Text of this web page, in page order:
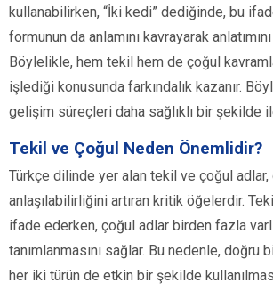
kullanabilirken, “İki kedi” dediğinde, bu
formunun da anlamını kavrayarak
Böylelikle, hem tekil hem de çoğul
işlediği konusunda farkındalık kazanır.
gelişim süreçleri daha sağlıklı bir şekilde
Tekil ve Çoğul Neden Önemlidir?
Türkçe dilinde yer alan tekil ve çoğul adlar,
anlaşılabilirliğini artıran kritik öğelerdir.
ifade ederken, çoğul adlar birden fazla
tanımlanmasını sağlar. Bu nedenle, doğru
her iki türün de etkin bir şekilde